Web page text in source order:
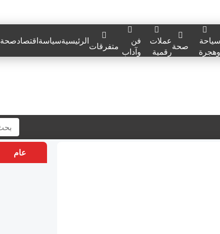
سياحة
وهجرة
صحةعملات
رقمية
فن
وآداب متفرقاتالرئيسيةسياسةاقتصادصحة
عام